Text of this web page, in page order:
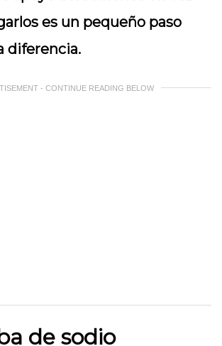
es un pequeño paso
diferencia.
- CONTINUE READING BELOW
de sodio